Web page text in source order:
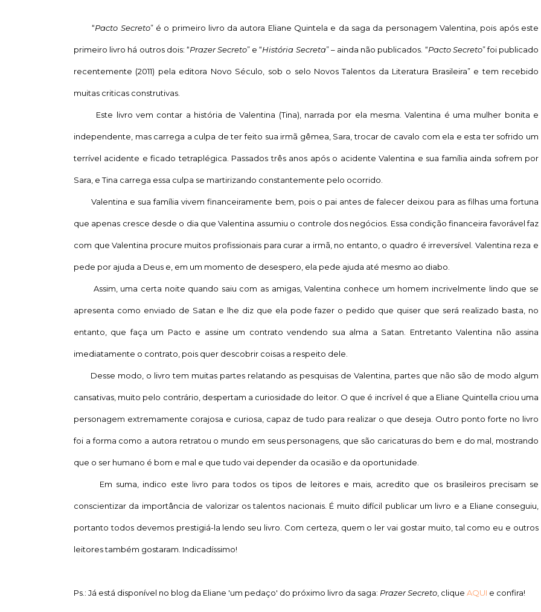
“Pacto Secreto” é o primeiro livro da autora Eliane Quintela e da saga da personagem Valentina, pois após este
primeiro livro há outros dois: “Prazer Secreto” e “História Secreta” – ainda não publicados. “Pacto Secreto” foi publicado
recentemente (2011) pela editora Novo Século, sob o selo Novos Talentos da Literatura Brasileira” e tem recebido
muitas criticas construtivas.
Este livro vem contar a história de Valentina (Tina), narrada por ela mesma. Valentina é uma mulher bonita e
independente, mas carrega a culpa de ter feito sua irmã gêmea, Sara, trocar de cavalo com ela e esta ter sofrido um
terrível acidente e ficado tetraplégica. Passados três anos após o acidente Valentina e sua família ainda sofrem por
Sara, e Tina carrega essa culpa se martirizando constantemente pelo ocorrido.
Valentina e sua família vivem financeiramente bem, pois o pai antes de falecer deixou para as filhas uma fortuna
que apenas cresce desde o dia que Valentina assumiu o controle dos negócios. Essa condição financeira favorável faz
com que Valentina procure muitos profissionais para curar a irmã, no entanto, o quadro é irreversível. Valentina reza e
pede por ajuda a Deus e, em um momento de desespero, ela pede ajuda até mesmo ao diabo.
Assim, uma certa noite quando saiu com as amigas, Valentina conhece um homem incrivelmente lindo que se
apresenta como enviado de Satan e lhe diz que ela pode fazer o pedido que quiser que será realizado basta, no
entanto, que faça um Pacto e assine um contrato vendendo sua alma a Satan. Entretanto Valentina não assina
imediatamente o contrato, pois quer descobrir coisas a respeito dele.
Desse modo, o livro tem muitas partes relatando as pesquisas de Valentina, partes que não são de modo algum
cansativas, muito pelo contrário, despertam a curiosidade do leitor. O que é incrível é que a Eliane Quintella criou uma
personagem extremamente corajosa e curiosa, capaz de tudo para realizar o que deseja. Outro ponto forte no livro
foi a forma como a autora retratou o mundo em seus personagens, que são caricaturas do bem e do mal, mostrando
que o ser humano é bom e mal e que tudo vai depender da ocasião e da oportunidade.
Em suma, indico este livro para todos os tipos de leitores e mais, acredito que os brasileiros precisam se
conscientizar da importância de valorizar os talentos nacionais. É muito difícil publicar um livro e a Eliane conseguiu,
portanto todos devemos prestigiá-la lendo seu livro. Com certeza, quem o ler vai gostar muito, tal como eu e outros
leitores também gostaram. Indicadíssimo!
Ps.: Já está disponível no blog da Eliane 'um pedaço' do próximo livro da saga: Prazer Secreto, clique AQUI e confira!